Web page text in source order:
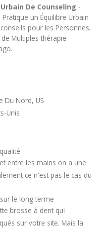
De Counseling -
un Équilibre Urbain
pour les Personnes,
Multiples thérapie
Du Nord, US
Unis
entre les mains on a une
ce n'est pas le cas du
le long terme
brosse à dent qui
sur votre site. Mais la